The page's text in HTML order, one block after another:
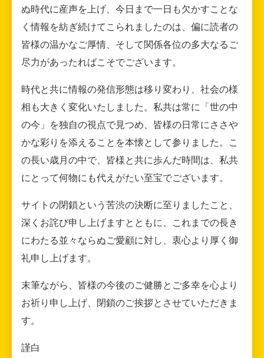
ぬ時代に産声を上げ、今日まで一日も欠かすことな
く情報を紡ぎ続けてこられましたのは、偏に読者の
皆様の温かなご厚情、そして関係各位の多大なるご
尽力があったればこそでございます。
時代と共に情報の発信形態は移り変わり、社会の様
相も大きく変化いたしました。私共は常に「世の中
の今」を独自の視点で見つめ、皆様の日常にささや
かな彩りを添えることを本懐として参りました。こ
の長い歳月の中で、皆様と共に歩んだ時間は、私共
にとって何物にも代えがたい至宝でございます。
サイトの閉鎖という苦渋の決断に至りましたこと、
深くお詫び申し上げますとともに、これまでの長き
にわたる並々ならぬご愛顧に対し、衷心より厚く御
礼申し上げます。
末筆ながら、皆様の今後のご健勝とご多幸を心より
お祈り申し上げ、閉鎖のご挨拶とさせていただきま
す。
謹白